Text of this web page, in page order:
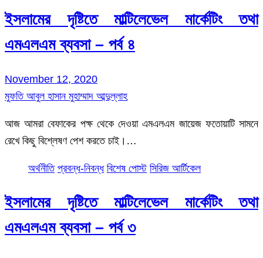
ইসলামের দৃষ্টিতে মাল্টিলেভেল মার্কেটিং তথা
এমএলএম ব্যবসা – পর্ব ৪
November 12, 2020
মুফতি আবুল হাসান মুহাম্মাদ আব্দুল্লাহ
আজ আমরা বেফাকের পক্ষ থেকে দেওয়া এমএলএম জায়েজ ফতোয়াটি সামনে
রেখে কিছু বিশ্লেষণ পেশ করতে চাই।…
অর্থনীতি প্রবন্ধ-নিবন্ধ বিশেষ পোস্ট সিরিজ আর্টিকেল
ইসলামের দৃষ্টিতে মাল্টিলেভেল মার্কেটিং তথা
এমএলএম ব্যবসা – পর্ব ৩